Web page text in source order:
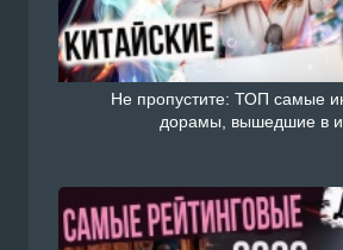
Не пропустите: ТОП самые
дорамы, вышедшие в